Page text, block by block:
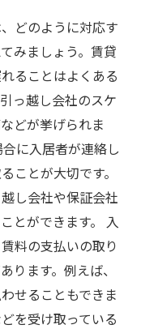
どのように対応す
みましょう。賃貸
ることはよくある
っ越し会社のスケ
どが挙げられま
に入居者が連絡し
ことが大切です。
し会社や保証会社
とができます。 入
料の支払いの取り
ります。例えば、
せることもできま
を受け取っている